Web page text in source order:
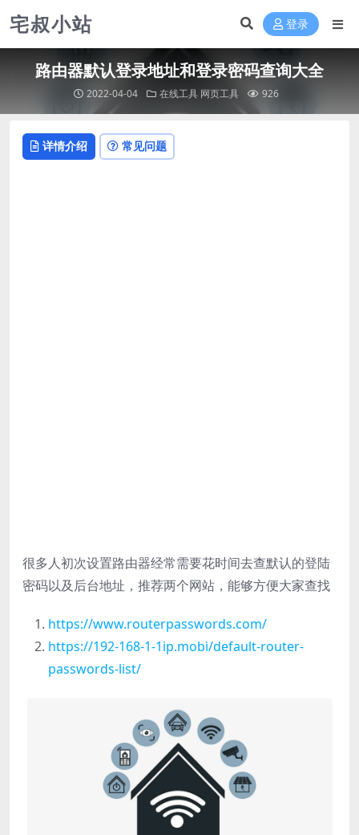
宅叔小站 登录
路由器默认登录地址和登录密码查询大全
2022-04-04 在线工具 网页工具 926
详情介绍 常见问题
很多人初次设置路由器经常需要花时间去查默认的登陆
密码以及后台地址，推荐两个网站，能够方便大家查找
https://www.routerpasswords.com/
https://192-168-1-1ip.mobi/default-router-
passwords-list/